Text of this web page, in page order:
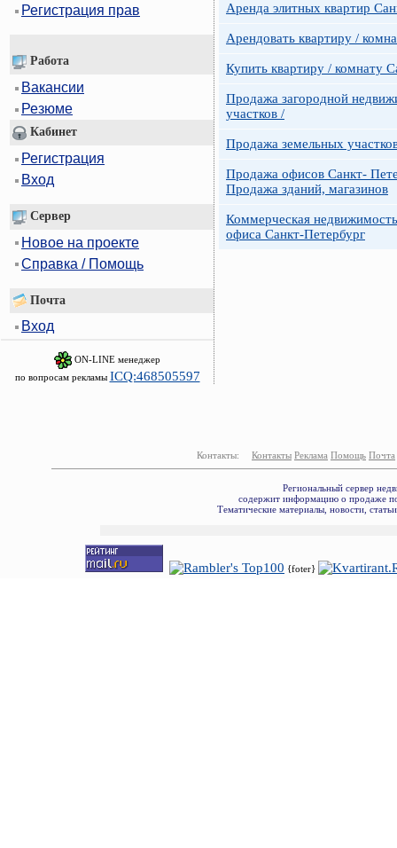
Регистрация прав
Работа
Вакансии
Резюме
Кабинет
Регистрация
Вход
Сервер
Новое на проекте
Справка / Помощь
Почта
Вход
ON-LINE менеджер
по вопросам рекламы ICQ:468505597
Аренда элитных квартир
Арендовать квартиру /
Купить квартиру / комнату
Продажа загородной
участков /
Продажа земельных
Продажа офисов Санкт-
Продажа зданий, магазинов
Коммерческая
офиса Санкт-Петербург
Контакты: Контакты Реклама Помощь Почта
Региональный сервер
содержит информацию о продаже
Тематические материалы, новости,
{foter}